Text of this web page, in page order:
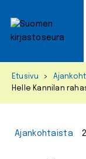
Etusivu >
Helle Kannilan
Ajankohtaista